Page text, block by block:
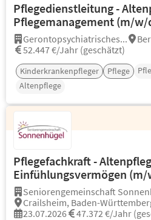
Pflegedienstleitung -
Pflegemanagement (m/w/
Gerontopsychiatrisches...
52.447 €/Jahr (geschätzt)
Kinderkrankenpfleger Pflege
Altenpflege
Pflegefachkraft -
Einfühlungsvermögen
Seniorengemeinschaft
Crailsheim, Baden-
23.07.2026
47.372 €/Jahr